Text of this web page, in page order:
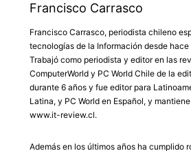
Francisco Carrasco
Francisco Carrasco, periodista chileno
tecnologías de la Información desde hace
Trabajó como periodista y editor en las
ComputerWorld y PC World Chile de la
durante 6 años y fue editor para
Latina, y PC World en Español, y
www.it-review.cl.
Además en los últimos años ha cumplido